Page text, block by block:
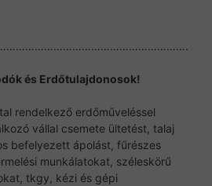
és Erdőtulajdonosok!
rendelkező erdőműveléssel
vállal csemete ültetést, talaj
befelyezett ápolást, fűrészes
munkálatokat, széleskörű
tkgy, kézi és gépi